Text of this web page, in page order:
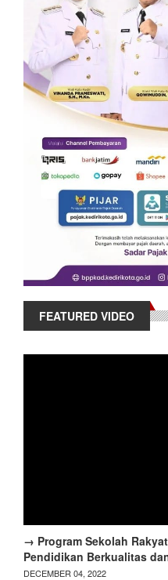
FEATURED VIDEO
→ Program Sekolah
Pendidikan Berkualitas
DECEMBER 04, 2022